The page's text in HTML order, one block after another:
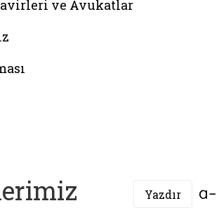
ve Avukatlar
Yazdır